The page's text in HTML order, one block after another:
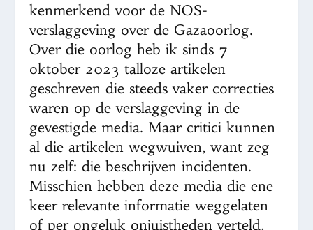
kenmerkend voor de NOS-
verslaggeving over de Gazaoorlog.
Over die oorlog heb ik sinds 7
oktober 2023 talloze artikelen
geschreven die steeds vaker correcties
waren op de verslaggeving in de
gevestigde media. Maar critici kunnen
al die artikelen wegwuiven, want zeg
nu zelf: die beschrijven incidenten.
Misschien hebben deze media die ene
keer relevante informatie weggelaten
of per ongeluk onjuistheden verteld,